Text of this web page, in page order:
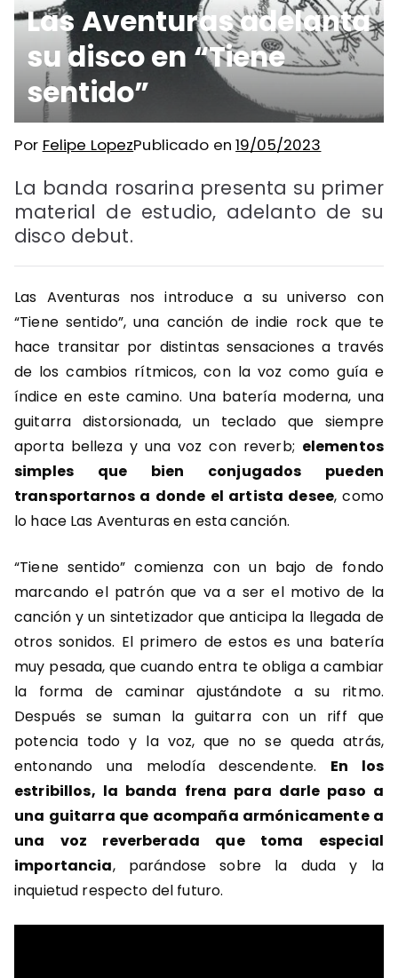
Las Aventuras adelanta
su disco en “Tiene
sentido”
Por Felipe LopezPublicado en19/05/2023
La banda rosarina presenta su primer
material de estudio, adelanto de su
disco debut.
Las Aventuras nos introduce a su universo con
“Tiene sentido”, una canción de indie rock que te
hace transitar por distintas sensaciones a través
de los cambios rítmicos, con la voz como guía e
índice en este camino. Una batería moderna, una
guitarra distorsionada, un teclado que siempre
aporta belleza y una voz con reverb; elementos
simples que bien conjugados pueden
transportarnos a donde el artista desee, como
lo hace Las Aventuras en esta canción.
“Tiene sentido” comienza con un bajo de fondo
marcando el patrón que va a ser el motivo de la
canción y un sintetizador que anticipa la llegada de
otros sonidos. El primero de estos es una batería
muy pesada, que cuando entra te obliga a cambiar
la forma de caminar ajustándote a su ritmo.
Después se suman la guitarra con un riff que
potencia todo y la voz, que no se queda atrás,
entonando una melodía descendente. En los
estribillos, la banda frena para darle paso a
una guitarra que acompaña armónicamente a
una voz reverberada que toma especial
importancia, parándose sobre la duda y la
inquietud respecto del futuro.